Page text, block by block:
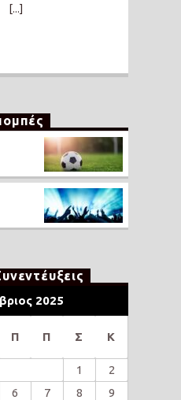
[...]
2025
Π Π Σ Κ
1
2
6 7 8
9